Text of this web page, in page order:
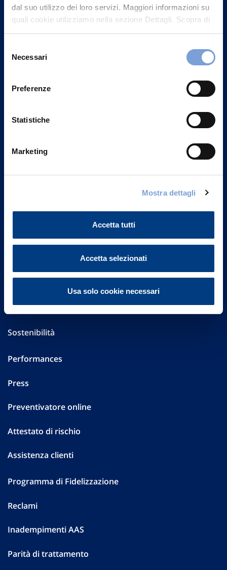
dal suo utilizzo dei loro servizi. Maggiori informazioni su
quali cookie utilizziamo nella sezione Dettagli. Scopra di
più su chi siamo, come può contattarci e come trattiamo i
può trovare nel footer del sito nella sezione "Informativa
delNecessari
Preferenze
Statistiche
Marketing
Mostra dettagli
Accetta tutti
Accetta selezionati
Usa solo cookie necessari
Contattaci
Vittoria Assicurazioni S.p.A.
Part. IVA 01329510158
FAQ
Altre informazioni
Sostenibilità
Performances
Press
Preventivatore online
Attestato di rischio
Assistenza clienti
Programma di Fidelizzazione
Reclami
Inadempimenti AAS
Parità di trattamento